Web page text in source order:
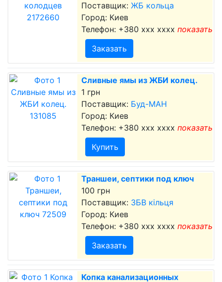
Поставщик: ЖБ кольца
Город: Киев
Телефон: +380 xxx xxxx показать
Заказать
Сливные ямы из ЖБИ колец.
1 грн
Поставщик: Буд-МАН
Город: Киев
Телефон: +380 xxx xxxx показать
Купить
Траншеи, септики под ключ
100 грн
Поставщик: ЗБВ кільця
Город: Киев
Телефон: +380 xxx xxxx показать
Заказать
Копка канализационных